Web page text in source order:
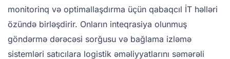
monitorinq və optimallaşdırma üçün qabaqcıl İT həlləri
özündə birləşdirir. Onların inteqrasiya olunmuş
göndərmə dərəcəsi sorğusu və bağlama izləmə
sistemləri satıcılara logistik əməliyyatlarını səmərəli